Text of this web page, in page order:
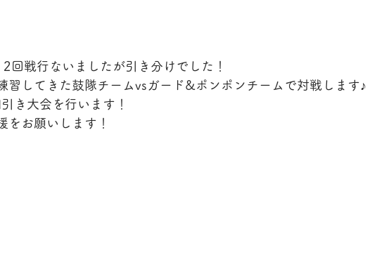
回戦行ないましたが引き分けでした！
習してきた鼓隊チームvsガード&ポンポンチームで対戦します♪
き大会を行います！
をお願いします！